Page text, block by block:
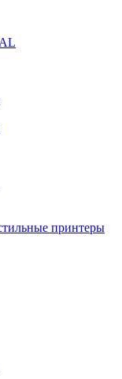
принтеры